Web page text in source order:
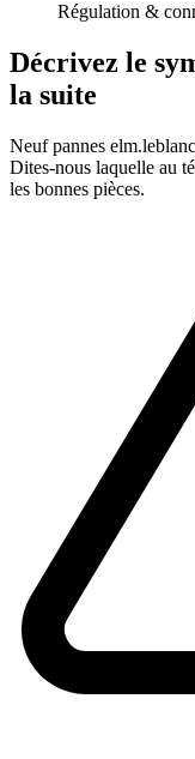
Régulation &
Décrivez le
la suite
Neuf pannes
Dites-nous laquelle au
les bonnes pièces.